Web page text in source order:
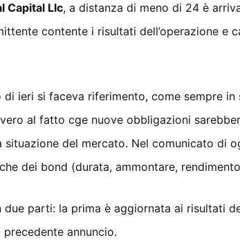
Capital Llc, a distanza di meno di 24 è
contente i risultati dell’operazione e
ieri si faceva riferimento, come sempre in
al fatto cge nuove obbligazioni
del mercato. Nel comunicato di
dei bond (durata, ammontare,
parti: la prima è aggiornata ai risultati
annuncio.